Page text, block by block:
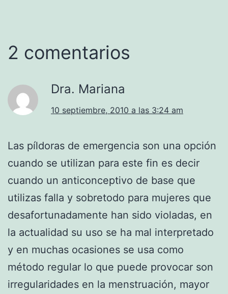
2 comentarios
Dra. Mariana
10 septiembre, 2010 a las 3:24 am
Las píldoras de emergencia son una opción
cuando se utilizan para este fin es decir
cuando un anticonceptivo de base que
utilizas falla y sobretodo para mujeres que
desafortunadamente han sido violadas, en
la actualidad su uso se ha mal interpretado
y en muchas ocasiones se usa como
método regular lo que puede provocar son
irregularidades en la menstruación, mayor